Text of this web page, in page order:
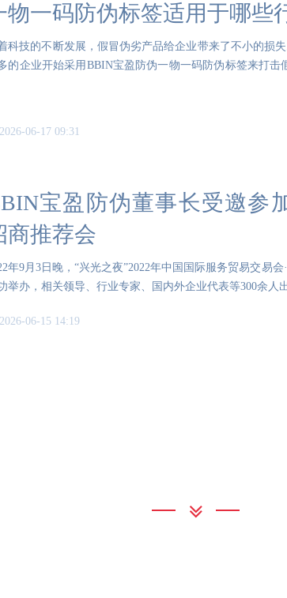
物一码防伪标签适用于哪些
科技的不断发展，假冒伪劣产品给企业带来了不小的损
的企业开始采用BBIN宝盈防伪一物一码防伪标签来打
2026-06-17 09:31
宝盈防伪董事长受邀参
商推荐会
年9月3日晚，“兴光之夜”2022年中国国际服务贸易交易
举办，相关领导、行业专家、国内外企业代表等300余人
2026-06-15 14:19